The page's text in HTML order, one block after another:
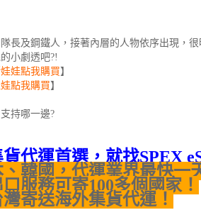
長及鋼鐵人，接著內層的人物依序出現，
小劇透吧?!
娃點我購買】
點我購買】
持哪一邊?
代運首選，就找SPEX
韓國，代運業界最快一
服務可寄100多個國家！
寄送海外集貨代運！